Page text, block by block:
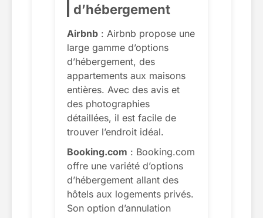
d’hébergement
Airbnb : Airbnb propose une
large gamme d’options
d’hébergement, des
appartements aux maisons
entières. Avec des avis et
des photographies
détaillées, il est facile de
trouver l’endroit idéal.
Booking.com : Booking.com
offre une variété d’options
d’hébergement allant des
hôtels aux logements privés.
Son option d’annulation